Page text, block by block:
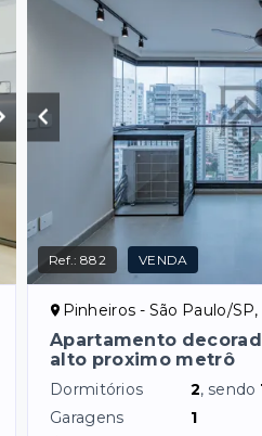
Ref.:882 VENDA
Pinheiros - São Paulo/
Apartamento
alto proximo metrô
Dormitórios 2, sendo
Garagens
1